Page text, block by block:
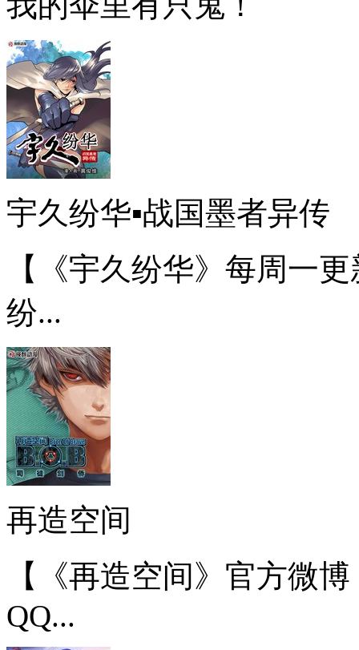
宇久纷华▪战国墨者异传
【《宇久纷华》每周一
纷...
再造空间
【《再造空间》官方微
QQ...